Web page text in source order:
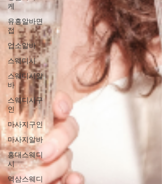
케
유흥알바면
접
업소알바
스웨디시
스웨디시알
바
스웨디시구
인
마사지구인
마사지알바
홍대스웨디
시
역삼스웨디